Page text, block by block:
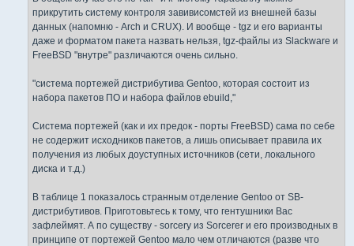
прикрутить систему контроля завивисомстей из внешней базы
данных (напомню - Arch и CRUX). И вообще - tgz и его варианты
даже и форматом пакета назвать нельзя, tgz-файлы из Slackware и
FreeBSD "внутре" различаются очень сильно.
"система портежей дистрибутива Gentoo, которая состоит из
набора пакетов ПО и набора файлов ebuild,"
Система портежей (как и их предок - порты FreeBSD) сама по себе
не содержит исходников пакетов, а лишь описывает правила их
получения из любых доуступных источников (сети, локального
диска и т.д.)
В таблице 1 показалось странным отделение Gentoo от SB-
дистрибутивов. Приготовьтесь к тому, что гентушники Вас
зафлеймят. А по существу - sorcery из Sorcerer и его производных в
принципе от портежей Gentoo мало чем отличаются (разве что